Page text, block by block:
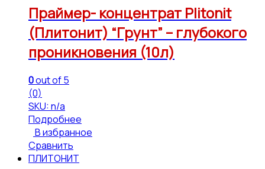
Праймер- концентрат Plitonit
(Плитонит) “Грунт” – глубокого
проникновения (10л)
0out of 5
(0)
SKU: n/a
Подробнее
В избранное
Сравнить
ПЛИТОНИТ